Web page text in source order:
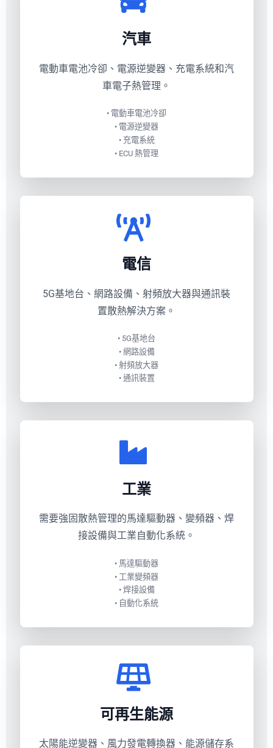
汽車
電動車電池冷卻、電源逆變器、充電系統和汽
車電子熱管理。
• 電動車電池冷卻
• 電源逆變器
• 充電系統
• ECU 熱管理
電信
5G基地台、網路設備、射頻放大器與通訊裝
置散熱解決方案。
• 5G基地台
• 網路設備
• 射頻放大器
• 通訊裝置
工業
需要強固散熱管理的馬達驅動器、變頻器、焊
接設備與工業自動化系統。
• 馬達驅動器
• 工業變頻器
• 焊接設備
• 自動化系統
可再生能源
太陽能逆變器、風力發電轉換器、能源儲存系